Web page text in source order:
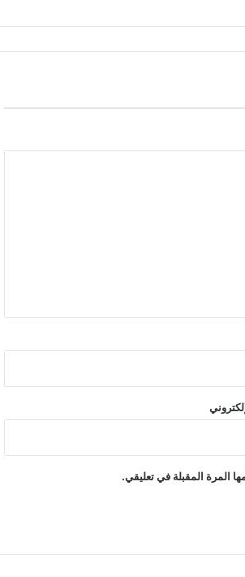
المرة المقبلة في تعليقي.